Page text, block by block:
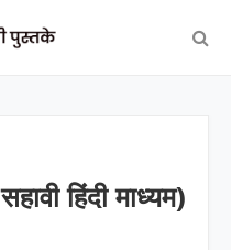
हिंदी माध्यम)